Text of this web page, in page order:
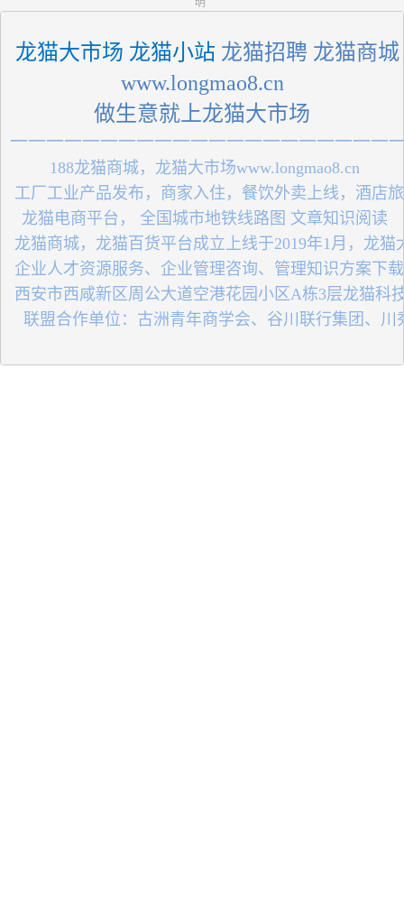
明
龙猫大市场 龙猫小站 龙猫招聘 龙猫商城
www.longmao8.cn
做生意就上龙猫大市场
一一一一一一一一一一一一一一一一一一一一一
188龙猫商城，龙猫大市场www.longmao8.cn
工厂工业产品发布，商家入住，餐饮外卖上线，酒店
龙猫电商平台， 全国城市地铁线路图 文章知识阅读
龙猫商城，龙猫百货平台成立上线于2019年1月，龙
企业人才资源服务、企业管理咨询、管理知识方案下
西安市西咸新区周公大道空港花园小区A栋3层龙猫科
联盟合作单位：古洲青年商学会、谷川联行集团、川